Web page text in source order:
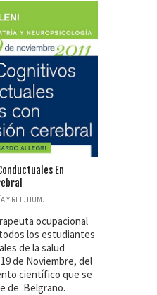
En
Y REL. HUM.
ocupacional
los estudiantes
de la salud
de Noviembre, del
científico que se
de Belgrano.